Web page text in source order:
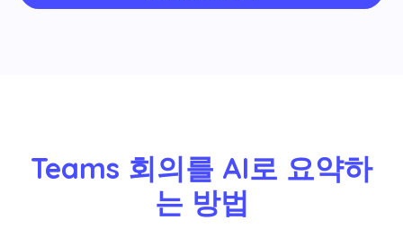
Teams 회의를 AI로 요약하
는 방법